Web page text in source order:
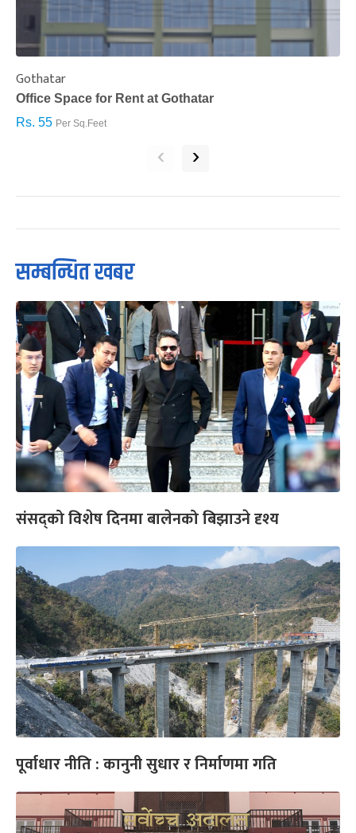
Gothatar
Office Space for Rent at Gothatar
Rs. 55 Per Sq.Feet
‹ ›
सम्बन्धित खबर
संसद्को विशेष दिनमा बालेनको बिझाउने दृश्य
पूर्वाधार नीति : कानुनी सुधार र निर्माणमा गति